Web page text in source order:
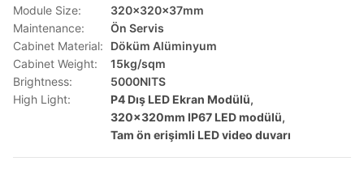
Module Size:
320x320x37mm
Maintenance:
Ön Servis
Cabinet Material:
Döküm Alüminyum
Cabinet Weight:
15kg/sqm
Brightness:
5000NITS
High Light:
P4 Dış LED Ekran Modülü,
320x320mm IP67 LED modülü,
Tam ön erişimli LED video duvarı